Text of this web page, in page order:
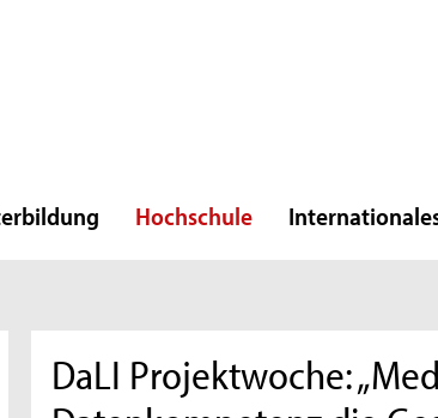
Hochschule
DaLI Projektwoche: